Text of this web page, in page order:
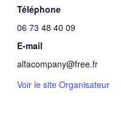
Téléphone
06 73 48 40 09
E-mail
alfacompany@free.fr
Voir le site Organisateur